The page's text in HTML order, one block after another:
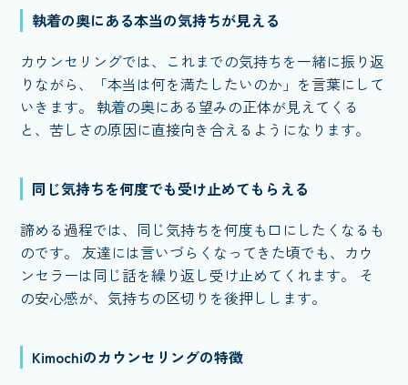
執着の奥にある本当の気持ちが見える
カウンセリングでは、これまでの気持ちを一緒に振り返
りながら、「本当は何を満たしたいのか」を言葉にして
いきます。 執着の奥にある望みの正体が見えてくる
と、苦しさの原因に直接向き合えるようになります。
同じ気持ちを何度でも受け止めてもらえる
諦める過程では、同じ気持ちを何度も口にしたくなるも
のです。 友達には言いづらくなってきた頃でも、カウ
ンセラーは同じ話を繰り返し受け止めてくれます。 そ
の安心感が、気持ちの区切りを後押しします。
Kimochiのカウンセリングの特徴